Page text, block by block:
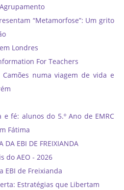
“Metamorfose”: Um grito
Londres
For Teachers
numa viagem de vida e
e fé: alunos do 5.º Ano de EMRC
Fátima
DA EBI DE FREIXIANDA
do AEO - 2026
EBI de Freixianda
Estratégias que Libertam